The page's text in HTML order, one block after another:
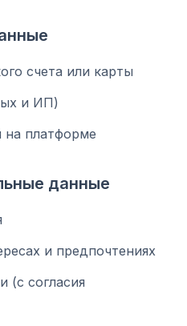
счета или карты
и ИП)
на платформе
данные
и предпочтениях
(с согласия